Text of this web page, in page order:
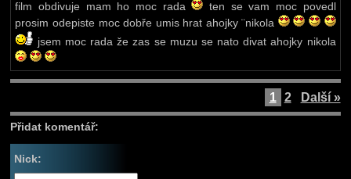
film obdivuje mam ho moc rada
ten se vam moc povedl
prosim odepiste moc dobře umis hrat ahojky ¨nikola
jsem moc rada že zas se muzu se nato divat ahojky nikola
1 2 Další »
Přidat komentář:
Nick: